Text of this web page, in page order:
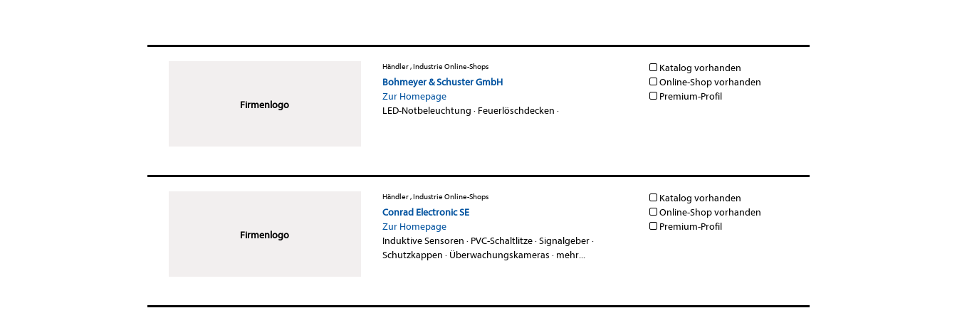
Firmenlogo
Händler , Industrie Online-Shops
Bohmeyer & Schuster GmbH
Zur Homepage
LED-Notbeleuchtung · Feuerlöschdecken ·
Katalog vorhanden
Online-Shop vorhanden
Premium-Profil
Firmenlogo
Händler , Industrie Online-Shops
Conrad Electronic SE
Zur Homepage
Induktive Sensoren · PVC-Schaltlitze·Signalgeber·
Schutzkappen · Überwachungskameras · mehr...
Katalog vorhanden
Online-Shop vorhanden
Premium-Profil